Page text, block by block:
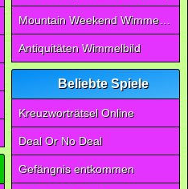
Mountain Weekend Wimmelbild
Antiquitäten Wimmelbild
Beliebte Spiele
Kreuzworträtsel Online
Deal Or No Deal
Gefängnis entkommen